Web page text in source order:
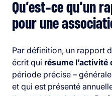
Qu’est-ce qu’un
pour une
Par définition, un rapport
écrit qui résume l’activité
période précise –
et qui est présenté